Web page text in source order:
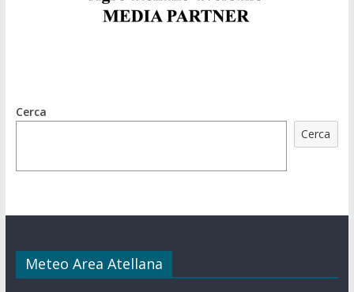
Cerca
Cerca
Meteo Area Atellana